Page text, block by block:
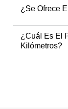
¿Se Ofrece
¿Cuál Es El
Kilómetros?